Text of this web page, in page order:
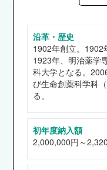
薬学部
エーザイ、第一
ツムラ、ファイ
ンホールディン
ル、サンドラッ
他など
沿革・歴史
1902年創立。1902
1923年、明治薬学
科大学となる。
び生命創薬科学科
る。
初年度納入額
2,000,000円～